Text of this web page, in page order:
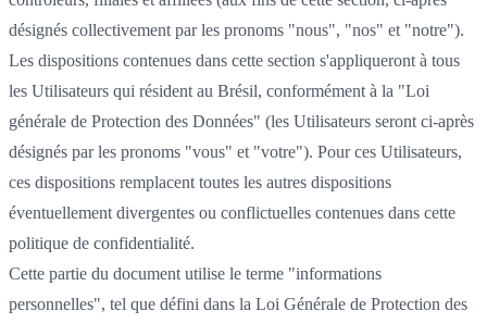
désignés collectivement par les pronoms "nous", "nos" et "notre").
Les dispositions contenues dans cette section s'appliqueront à tous
les Utilisateurs qui résident au Brésil, conformément à la "Loi
générale de Protection des Données" (les Utilisateurs seront ci-après
désignés par les pronoms "vous" et "votre"). Pour ces Utilisateurs,
ces dispositions remplacent toutes les autres dispositions
éventuellement divergentes ou conflictuelles contenues dans cette
politique de confidentialité.
Cette partie du document utilise le terme "informations
personnelles", tel que défini dans la Loi Générale de Protection des